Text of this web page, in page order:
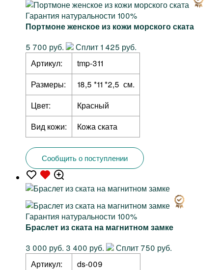
Гарантия натуральности 100%
Портмоне женское из кожи морского ската
5 700 руб.
Сплит 1 425 руб.
Артикул:
tmp-311
Размеры:
18,5 *11 *2,5 см.
Цвет:
Красный
Вид кожи:
Кожа ската
Сообщить о поступлении
Гарантия натуральности 100%
Браслет из ската на магнитном замке
3 000 руб. 3 400 руб.
Сплит 750 руб.
Артикул:
ds-009